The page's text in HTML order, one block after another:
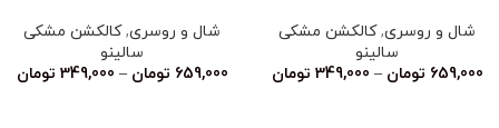
شال و روسری,کالکشن مشکی
سالینو
659,000 تومان –
349,000 تومان
شال و روسری,کالکشن مشکی
سالینو
659,000 تومان –
349,000 تومان